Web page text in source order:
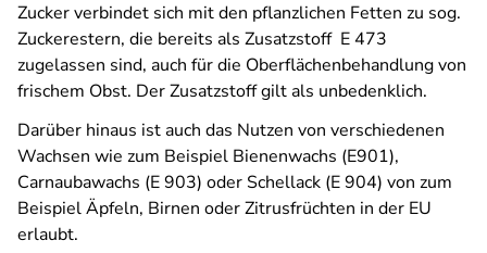
Zucker verbindet sich mit den pflanzlichen Fetten zu sog.
Zuckerestern, die bereits als Zusatzstoff E 473
zugelassen sind, auch für die Oberflächenbehandlung von
frischem Obst. Der Zusatzstoff gilt als unbedenklich.
Darüber hinaus ist auch das Nutzen von verschiedenen
Wachsen wie zum Beispiel Bienenwachs (E901),
Carnaubawachs (E 903) oder Schellack (E 904) von zum
Beispiel Äpfeln, Birnen oder Zitrusfrüchten in der EU
erlaubt.